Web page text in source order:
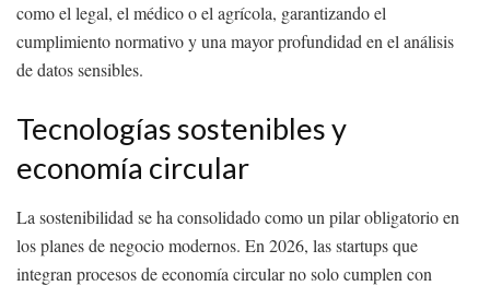
como el legal, el médico o el agrícola, garantizando el
cumplimiento normativo y una mayor profundidad en el análisis
de datos sensibles.
Tecnologías sostenibles y
economía circular
La sostenibilidad se ha consolidado como un pilar obligatorio en
los planes de negocio modernos. En 2026, las startups que
integran procesos de economía circular no solo cumplen con